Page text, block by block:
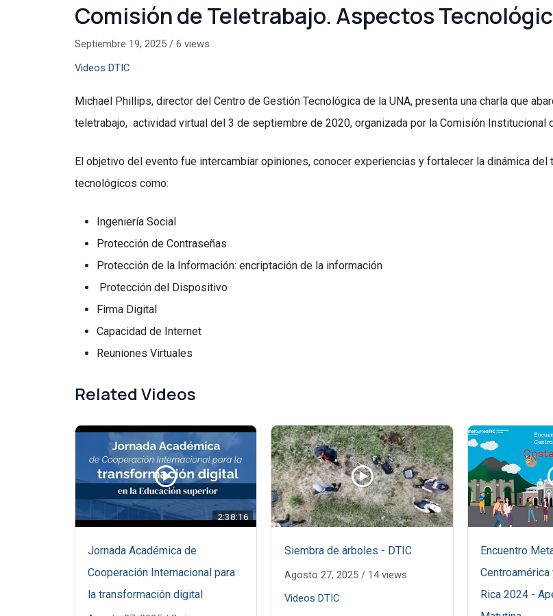
Comisión de Teletrabajo. Aspectos
Septiembre 19, 2025/ 6 views
Videos DTIC
Michael Phillips, director del Centro de Gestión Tecnológica de la UNA, presenta una charla que
teletrabajo, actividad virtual del 3 de septiembre de 2020, organizada por la Comisión Institucional
El objetivo del evento fue intercambiar opiniones, conocer experiencias y fortalecer la dinámica
tecnológicos como:
Ingeniería Social
Protección de Contraseñas
Protección de la Información: encriptación de la información
Protección del Dispositivo
Firma Digital
Capacidad de Internet
Reuniones Virtuales
Related Videos
2:38:16
Jornada Académica de
Cooperación Internacional para
la transformación digital
Siembra de árboles - DTIC
Agosto 27, 2025/ 14 views
Videos DTIC
Encuentro
Rica 2024 -